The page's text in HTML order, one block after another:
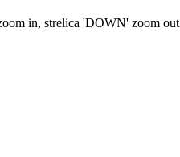
in, strelica 'DOWN' zoom out